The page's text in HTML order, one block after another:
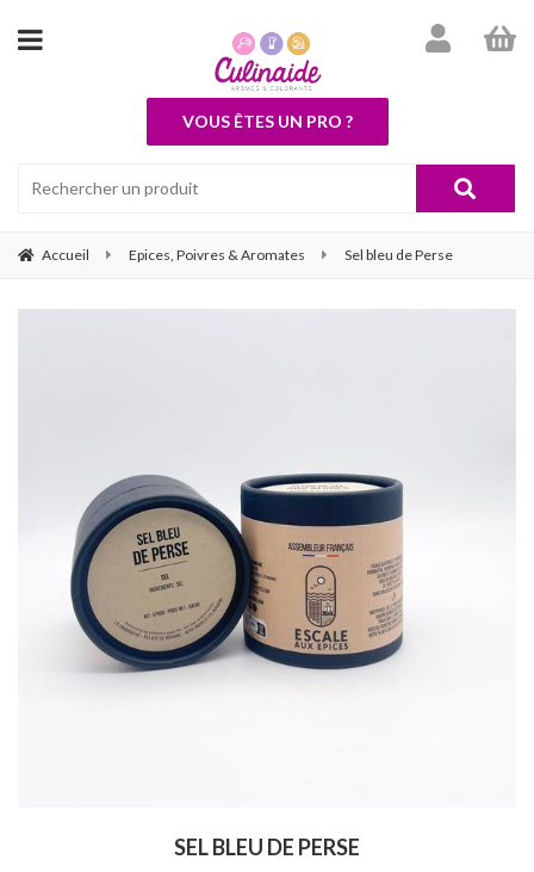
VOUS ÊTES UN PRO ?
Accueil Epices, Poivres & Aromates Sel bleu de Perse
SEL BLEU DE PERSE